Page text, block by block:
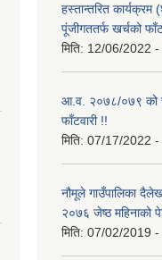
हस्तान्तरित
पूंजीगततर्फ खर्चको
मिति: 12/06/2022 -
आ.व. २०७८/०७९ को
फाँटवारी !!
मिति: 07/17/2022 -
नौमूले गाउँपालिका
२०७६ जेष्ठ महिनाको
मिति: 07/02/2019 -